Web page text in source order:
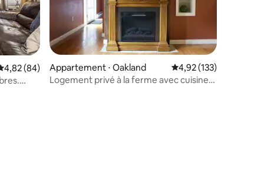
: 4,94 sur 5
moyenne sur la base de 84 commentaires : 4,82 sur 5
4,82 (84)
Appartement ⋅ Oakland Évaluation moyenne
4,92 (133)
Logement privé à la ferme avec cuisine